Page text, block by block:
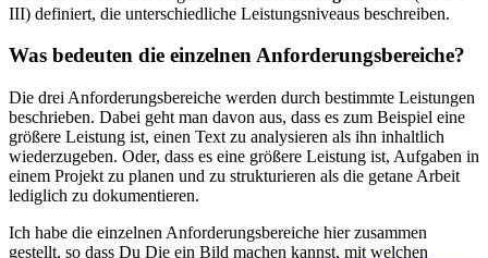
III) definiert, die unterschiedliche Leistungsniveaus beschreiben.
Was bedeuten die einzelnen Anforderungsbereiche?
Die drei Anforderungsbereiche werden durch bestimmte Leistungen
beschrieben. Dabei geht man davon aus, dass es zum Beispiel eine
größere Leistung ist, einen Text zu analysieren als ihn inhaltlich
wiederzugeben. Oder, dass es eine größere Leistung ist, Aufgaben in
einem Projekt zu planen und zu strukturieren als die getane Arbeit
lediglich zu dokumentieren.
Ich habe die einzelnen Anforderungsbereiche hier zusammen
gestellt, so dass Du Die ein Bild machen kannst, mit welchen